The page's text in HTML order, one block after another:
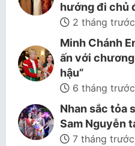
hướng đi chủ
2 tháng trước
Minh Chánh
ấn với
hậu”
6 tháng trước
Nhan sắc tỏa
Sam Nguyễn
7 tháng trước